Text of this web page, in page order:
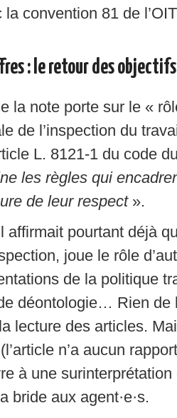
convention 81 de
: le retour des
la note porte sur le «
de l’inspection du
L. 8121-1 du code
les règles qui
de leur respect».
affirmait pourtant déjà
joue le rôle
de la politique
déontologie… Rien de
lecture des articles.
n’a aucun
à une
bride aux agent·e·s.